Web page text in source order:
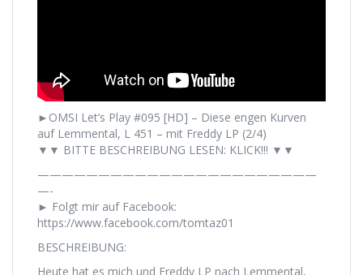
►OMSI Let’s Play #095 [HD] – Diese engen Kurven
auf Lemmental, L 451 – mit Freddy LP (2/4)
▼▼ BITTE BESCHREIBUNG LESEN: KLICK!!! ▼▼
———————————————————————
—-
► Folgt mir auf Facebook:
https://www.facebook.com/tomtaz01
BESCHREIBUNG:
Heute hat es mich und Freddy LP nach Lemmental,